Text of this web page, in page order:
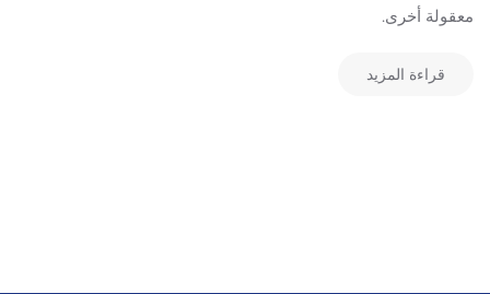
معقولة أخرى.
قراءة المزيد